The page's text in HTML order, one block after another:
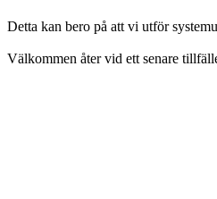
Detta kan bero på att vi utför
Välkommen åter vid ett senare